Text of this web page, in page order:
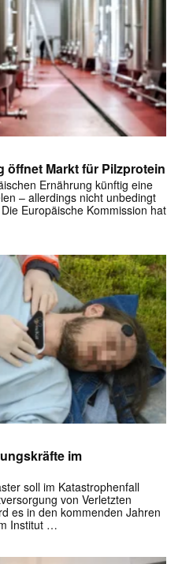
öffnet Markt für Pilzprotein
Ernährung künftig eine
– allerdings nicht unbedingt
Europäische Kommission hat
im
soll im Katastrophenfall
von Verletzten
es in den kommenden Jahren
Institut …